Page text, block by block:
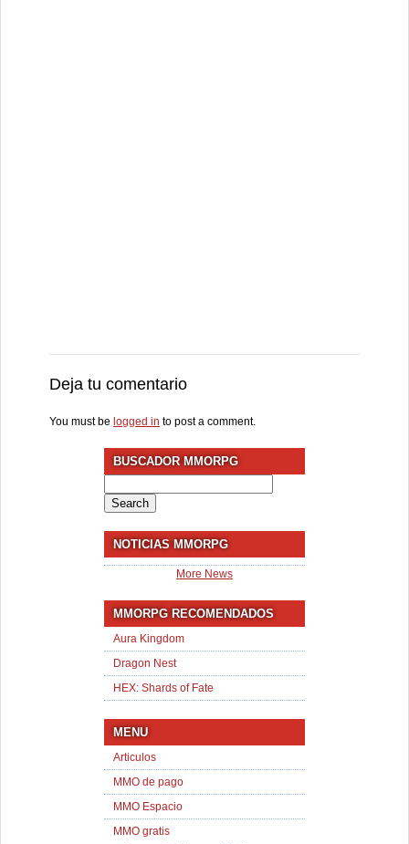
Deja tu comentario
You must be logged in to post a comment.
BUSCADOR MMORPG
for:
NOTICIAS MMORPG
More News
MMORPG RECOMENDADOS
Aura Kingdom
Dragon Nest
HEX: Shards of Fate
MENU
Articulos
MMO de pago
MMO Espacio
MMO gratis